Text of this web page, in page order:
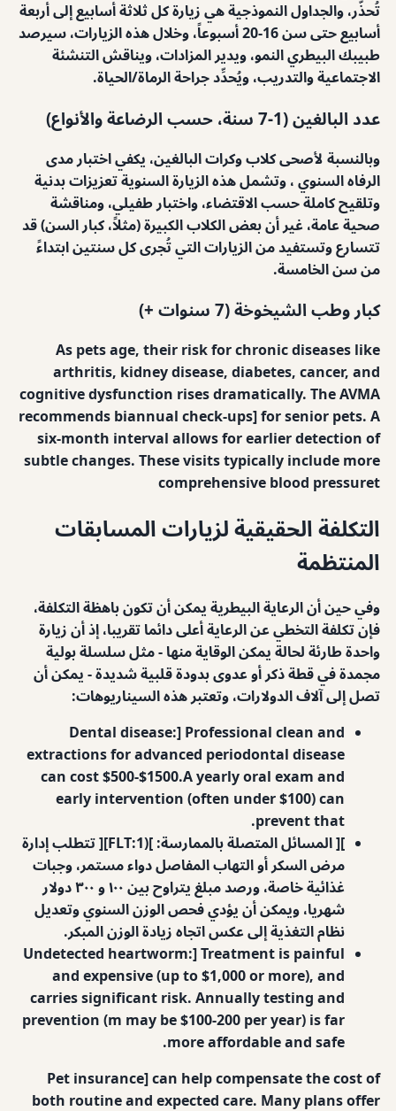
تُحذَّر، والجداول النموذجية هي زيارة كل ثلاثة أسابيع إلى أربعة
أسابيع حتى سن 16-20 أسبوعاً، وخلال هذه الزيارات، سيرصد
طبيبك البيطري النمو، ويدير المزادات، ويناقش التنشئة
الاجتماعية والتدريب، ويُحدِّد جراحة الرماة/الحياة.
عدد البالغين (1-7 سنة، حسب الرضاعة والأنواع)
وبالنسبة لأصحى كلاب وكرات البالغين، يكفي اختبار مدى
الرفاه السنوي ، وتشمل هذه الزيارة السنوية تعزيزات بدنية
وتلقيح كاملة حسب الاقتضاء، واختبار طفيلي، ومناقشة
صحية عامة، غير أن بعض الكلاب الكبيرة (مثلاً، كبار السن) قد
تتسارع وتستفيد من الزيارات التي تُجرى كل سنتين ابتداءً
من سن الخامسة.
كبار وطب الشيخوخة (7 سنوات +)
As pets age, their risk for chronic diseases like
arthritis, kidney disease, diabetes, cancer, and
cognitive dysfunction rises dramatically. The AVMA
recommends biannual check-ups] for senior pets. A
six-month interval allows for earlier detection of
subtle changes. These visits typically include more
comprehensive blood pressuret
التكلفة الحقيقية لزيارات المسابقات
المنتظمة
وفي حين أن الرعاية البيطرية يمكن أن تكون باهظة التكلفة،
فإن تكلفة التخطي عن الرعاية أعلى دائما تقريبا، إذ أن زيارة
واحدة طارئة لحالة يمكن الوقاية منها - مثل سلسلة بولية
مجمدة في قطة ذكر أو عدوى بدودة قلبية شديدة - يمكن أن
تصل إلى آلاف الدولارات، وتعتبر هذه السيناريوهات:
Dental disease:] Professional clean and
extractions for advanced periodontal disease
can cost $500-$1500.A yearly oral exam and
early intervention (often under $100) can
prevent that.
][ المسائل المتصلة بالممارسة: ](FLT:1][ تتطلب إدارة
مرض السكر أو التهاب المفاصل دواء مستمر، وجبات
غذائية خاصة، ورصد مبلغ يتراوح بين ١٠٠ و ٣٠٠ دولار
شهريا، ويمكن أن يؤدي فحص الوزن السنوي وتعديل
نظام التغذية إلى عكس اتجاه زيادة الوزن المبكر.
Undetected heartworm:] Treatment is painful
and expensive (up to $1,000 or more), and
carries significant risk. Annually testing and
prevention (m may be $100-200 per year) is far
more affordable and safe.
Pet insurance] can help compensate the cost of
both routine and expected care. Many plans offer